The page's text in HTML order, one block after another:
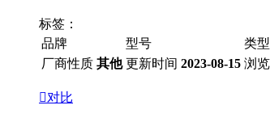
标签：
品牌
型号 类型
厂商性质 其他 更新时间 2023-08-15 浏
对比